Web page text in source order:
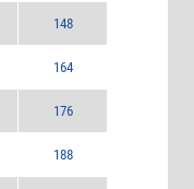
148
164
176
188